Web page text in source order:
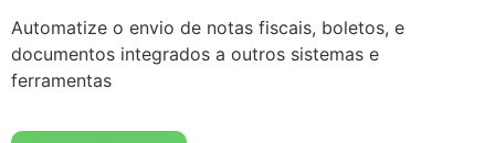
Automatize o envio de notas fiscais, boletos, e
documentos integrados a outros sistemas e
ferramentas